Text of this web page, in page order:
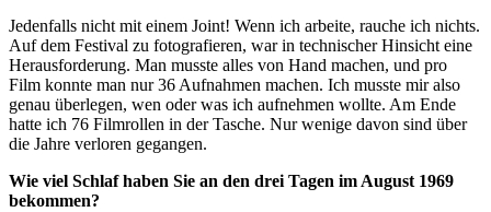
Jedenfalls nicht mit einem Joint! Wenn ich arbeite, rauche ich nichts.
Auf dem Festival zu fotografieren, war in technischer Hinsicht eine
Herausforderung. Man musste alles von Hand machen, und pro
Film konnte man nur 36 Aufnahmen machen. Ich musste mir also
genau überlegen, wen oder was ich aufnehmen wollte. Am Ende
hatte ich 76 Filmrollen in der Tasche. Nur wenige davon sind über
die Jahre verloren gegangen.
Wie viel Schlaf haben Sie an den drei Tagen im August 1969
bekommen?